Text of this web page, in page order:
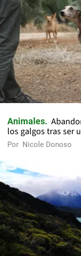
Animales
los galgos tras ser
Por Nicole Donoso